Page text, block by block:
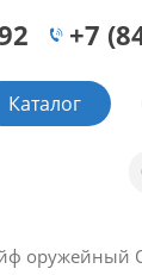
+7
Каталог